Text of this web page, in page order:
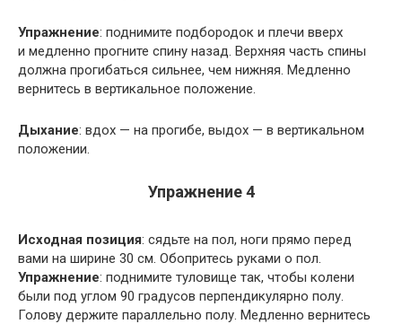
Упражнение: поднимите подбородок и плечи вверх
и медленно прогните спину назад. Верхняя часть спины
должна прогибаться сильнее, чем нижняя. Медленно
вернитесь в вертикальное положение.
Дыхание: вдох — на прогибе, выдох — в вертикальном
положении.
Упражнение 4
Исходная позиция: сядьте на пол, ноги прямо перед
вами на ширине 30 см. Обопритесь руками о пол.
Упражнение: поднимите туловище так, чтобы колени
были под углом 90 градусов перпендикулярно полу.
Голову держите параллельно полу. Медленно вернитесь